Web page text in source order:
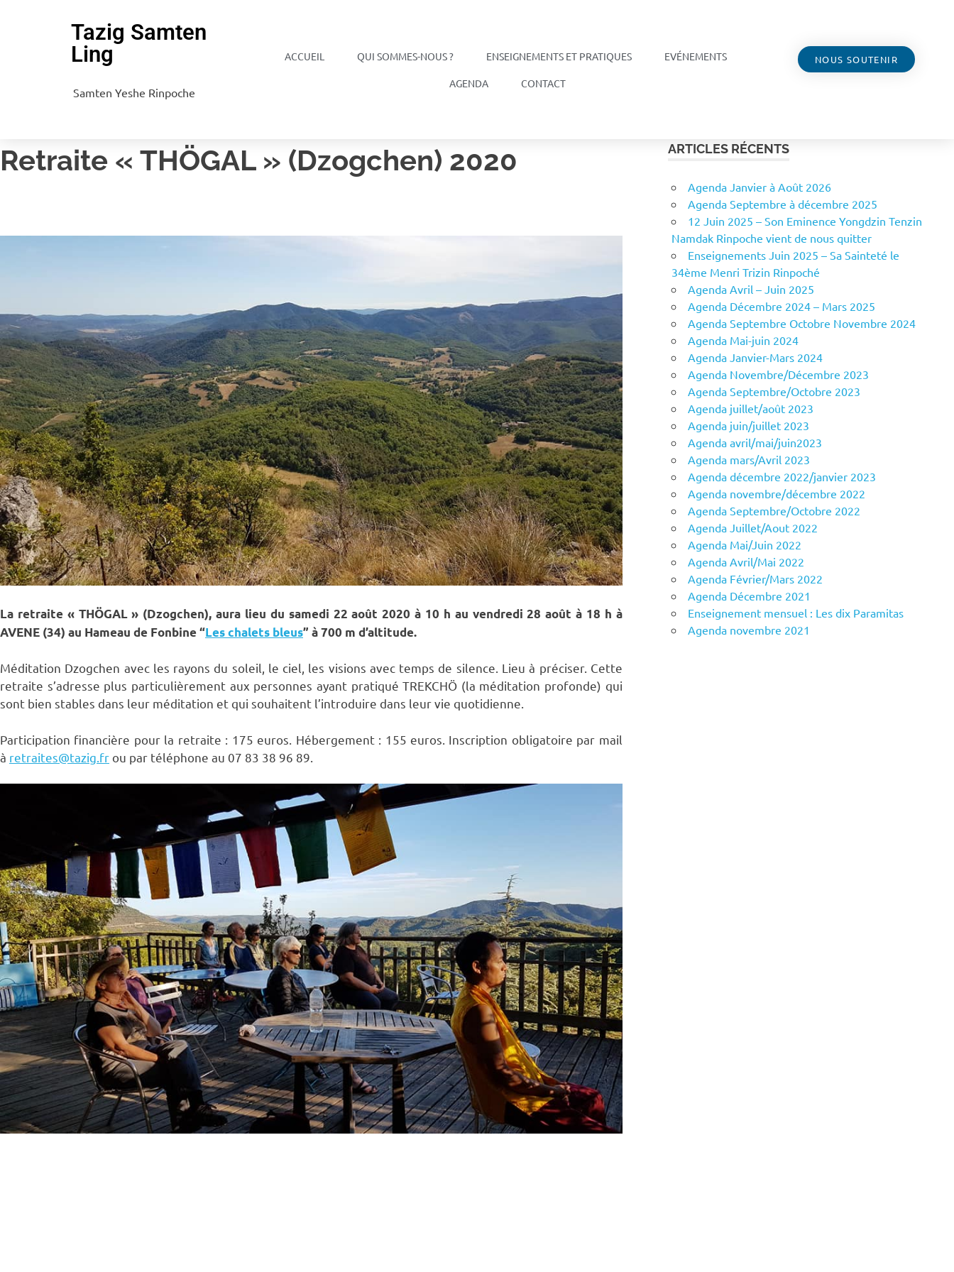
Tazig Samten
Ling
Samten Yeshe Rinpoche
ACCUEIL QUI SOMMES-NOUS ? ENSEIGNEMENTS ET PRATIQUES EVÉNEMENTS
AGENDA CONTACT
NOUS SOUTENIR
Retraite « THÖGAL » (Dzogchen) 2020
La retraite « THÖGAL » (Dzogchen), aura lieu du samedi 22 août 2020 à 10 h au vendredi 28 août à 18 h à
AVENE (34) au Hameau de Fonbine “Les chalets bleus” à 700 m d’altitude.
Méditation Dzogchen avec les rayons du soleil, le ciel, les visions avec temps de silence. Lieu à préciser. Cette
retraite s’adresse plus particulièrement aux personnes ayant pratiqué TREKCHÖ (la méditation profonde) qui
sont bien stables dans leur méditation et qui souhaitent l’introduire dans leur vie quotidienne.
Participation financière pour la retraite : 175 euros. Hébergement : 155 euros. Inscription obligatoire par mail
à retraites@tazig.fr ou par téléphone au 07 83 38 96 89.
ARTICLES RÉCENTS
Agenda Janvier à Août 2026
Agenda Septembre à décembre 2025
12 Juin 2025 – Son Eminence Yongdzin Tenzin
Namdak Rinpoche vient de nous quitter
Enseignements Juin 2025 – Sa Sainteté le
34ème Menri Trizin Rinpoché
Agenda Avril – Juin 2025
Agenda Décembre 2024 – Mars 2025
Agenda Septembre Octobre Novembre 2024
Agenda Mai-juin 2024
Agenda Janvier-Mars 2024
Agenda Novembre/Décembre 2023
Agenda Septembre/Octobre 2023
Agenda juillet/août 2023
Agenda juin/juillet 2023
Agenda avril/mai/juin2023
Agenda mars/Avril 2023
Agenda décembre 2022/janvier 2023
Agenda novembre/décembre 2022
Agenda Septembre/Octobre 2022
Agenda Juillet/Aout 2022
Agenda Mai/Juin 2022
Agenda Avril/Mai 2022
Agenda Février/Mars 2022
Agenda Décembre 2021
Enseignement mensuel : Les dix Paramitas
Agenda novembre 2021